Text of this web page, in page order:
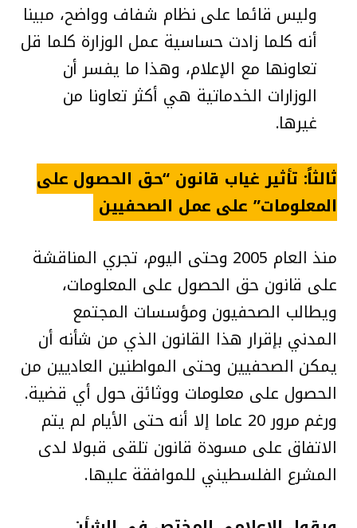
وليس قائما على نظام شفاف وواضح، مبينا
أنه كلما زادت حساسية عمل الوزارة كلما قل
تعاونها مع الإعلام، وهذا ما يفسر أن
الوزارات الخدماتية هي أكثر تعاونا من
غيرها.
ثالثاً: تأثير غياب قانون “حق الحصول على
المعلومات” على عمل الصحفيين
منذ العام 2005 وحتى اليوم، تجري المناقشة
على قانون حق الحصول على المعلومات،
ويطالب الصحفيون ومؤسسات المجتمع
المدني بإقرار هذا القانون الذي من شأنه أن
يمكن الصحفيين وحتى المواطنين العاديين من
الحصول على معلومات ووثائق حول أي قضية.
ورغم مرور 20 عاما إلا أنه حتى الأيام لم يتم
الاتفاق على مسودة قانون تلقى قبولا لدى
المشرع الفلسطيني للموافقة عليها.